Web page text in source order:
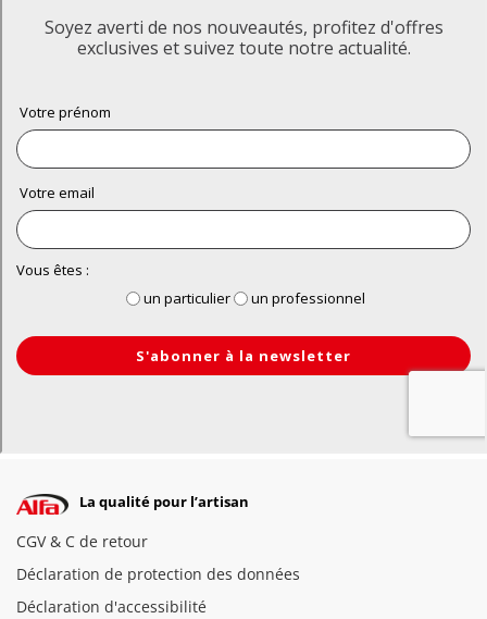
La qualité pour l’artisan
CGV & C de retour
Déclaration de protection des données
Déclaration d'accessibilité